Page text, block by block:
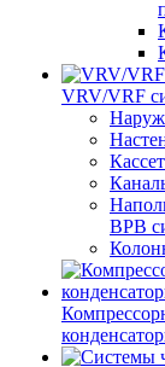
VRV/VRF
ВРВ